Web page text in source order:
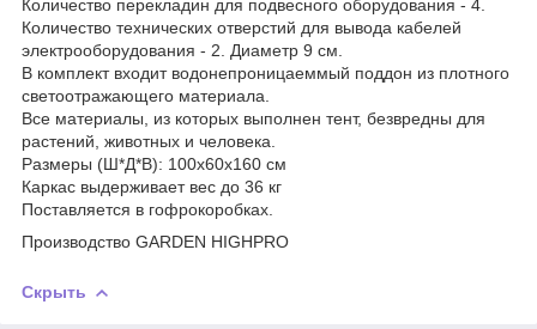
Количество перекладин для подвесного оборудования - 4.
Количество технических отверстий для вывода кабелей
электрооборудования - 2. Диаметр 9 см.
В комплект входит водонепроницаеммый поддон из плотного
светоотражающего материала.
Все материалы, из которых выполнен тент, безвредны для
растений, животных и человека.
Размеры (Ш*Д*В): 100х60х160 см
Каркас выдерживает вес до 36 кг
Поставляется в гофрокоробках.
Производство GARDEN HIGHPRO
Скрыть